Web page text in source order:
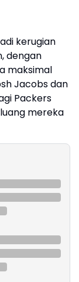
kerugian
dengan
maksimal
Jacobs dan
Packers
mereka